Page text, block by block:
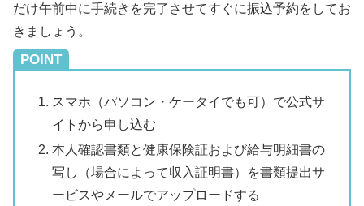
だけ午前中に手続きを完了させてすぐに振込予約をしてお
きましょう。
POINT
スマホ（パソコン・ケータイでも可）で公式サ
イトから申し込む
本人確認書類と健康保険証および給与明細書の
写し（場合によって収入証明書）を書類提出サ
ービスやメールでアップロードする